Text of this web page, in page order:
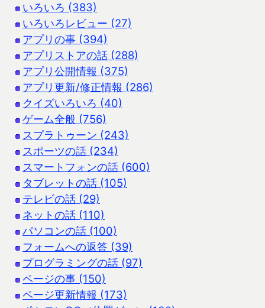
いろいろ (383)
いろいろレビュー (27)
アプリの事 (394)
アプリストアの話 (288)
アプリ公開情報 (375)
アプリ更新/修正情報 (286)
クイズいろいろ (40)
ゲーム全般 (756)
スプラトゥーン (243)
スポーツの話 (234)
スマートフォンの話 (600)
タブレットの話 (105)
テレビの話 (29)
ネットの話 (110)
パソコンの話 (100)
フォームへの返答 (39)
プログラミングの話 (97)
ページの事 (150)
ページ更新情報 (173)